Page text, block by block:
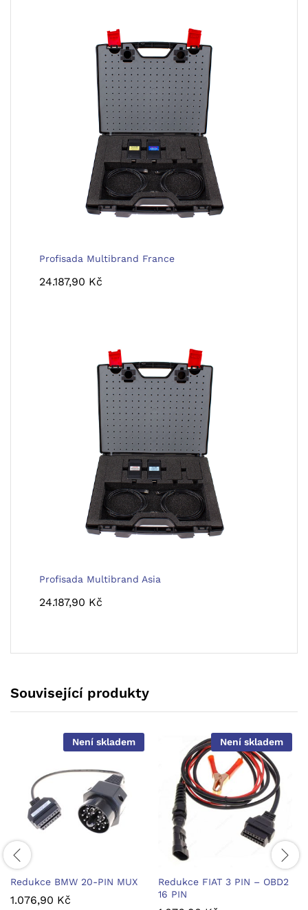
Profisada Multibrand France
24.187,90 Kč
Profisada Multibrand Asia
24.187,90 Kč
Související produkty
Není skladem
Redukce BMW 20-PIN MUX
1.076,90 Kč
Není skladem
Redukce FIAT 3 PIN – OBD2
16 PIN